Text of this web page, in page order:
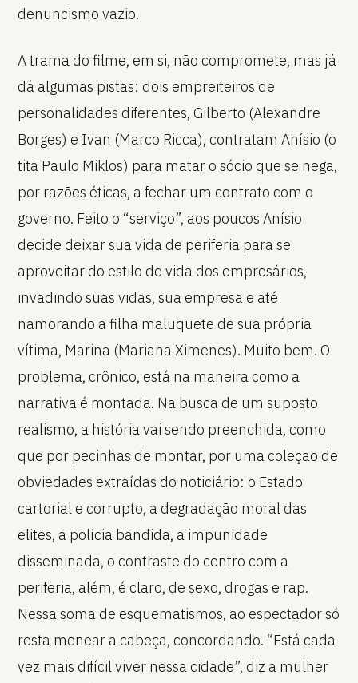
denuncismo vazio.
A trama do filme, em si, não compromete, mas já
dá algumas pistas: dois empreiteiros de
personalidades diferentes, Gilberto (Alexandre
Borges) e Ivan (Marco Ricca), contratam Anísio (o
titã Paulo Miklos) para matar o sócio que se nega,
por razões éticas, a fechar um contrato com o
governo. Feito o “serviço”, aos poucos Anísio
decide deixar sua vida de periferia para se
aproveitar do estilo de vida dos empresários,
invadindo suas vidas, sua empresa e até
namorando a filha maluquete de sua própria
vítima, Marina (Mariana Ximenes). Muito bem. O
problema, crônico, está na maneira como a
narrativa é montada. Na busca de um suposto
realismo, a história vai sendo preenchida, como
que por pecinhas de montar, por uma coleção de
obviedades extraídas do noticiário: o Estado
cartorial e corrupto, a degradação moral das
elites, a polícia bandida, a impunidade
disseminada, o contraste do centro com a
periferia, além, é claro, de sexo, drogas e rap.
Nessa soma de esquematismos, ao espectador só
resta menear a cabeça, concordando. “Está cada
vez mais difícil viver nessa cidade”, diz a mulher